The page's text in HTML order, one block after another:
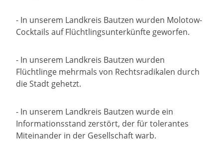
- In unserem Landkreis Bautzen wurden Molotow-
Cocktails auf Flüchtlingsunterkünfte geworfen.
- In unserem Landkreis Bautzen wurden
Flüchtlinge mehrmals von Rechtsradikalen durch
die Stadt gehetzt.
- In unserem Landkreis Bautzen wurde ein
Informationsstand zerstört, der für tolerantes
Miteinander in der Gesellschaft warb.